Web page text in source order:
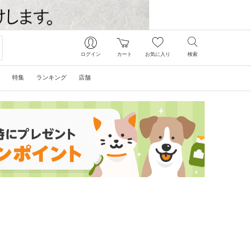
ログイン カート お気に入り 検索
特集 ランキング 店舗